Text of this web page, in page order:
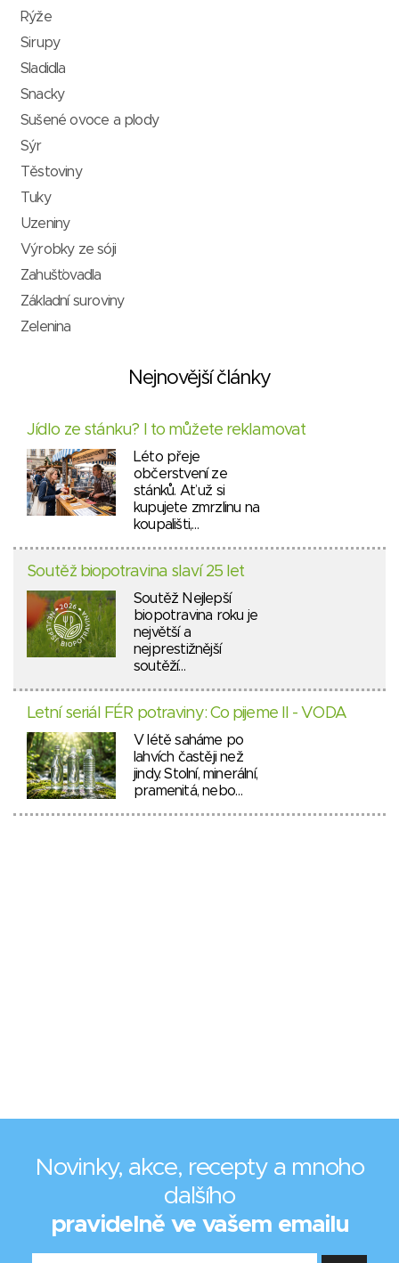
Rýže
Sirupy
Sladidla
Snacky
Sušené ovoce a plody
Sýr
Těstoviny
Tuky
Uzeniny
Výrobky ze sóji
Zahušťovadla
Základní suroviny
Zelenina
Nejnovější články
Jídlo ze stánku? I to můžete reklamovat
Léto přeje
občerstvení ze
stánků. Ať už si
kupujete zmrzlinu na
koupališti,…
Soutěž biopotravina slaví 25 let
Soutěž Nejlepší
biopotravina roku je
největší a
nejprestižnější
soutěží…
Letní seriál FÉR potraviny: Co pijeme II - VODA
V létě saháme po
lahvích častěji než
jindy. Stolní, minerální,
pramenitá, nebo…
Novinky, akce, recepty a mnoho
dalšího
pravidelně ve vašem emailu